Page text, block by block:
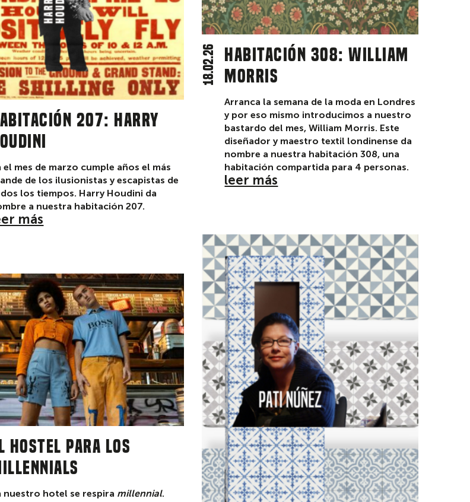
207: Harry
el mes de marzo cumple años el más
de los ilusionistas y escapistas de
los tiempos. Harry Houdini da
a nuestra habitación 207.
más
Habitación 308: William
Morris
18.02.26
Arranca la semana de la moda en Londres
y por eso mismo introducimos a nuestro
bastardo del mes, William Morris. Este
diseñador y maestro textil londinense da
nombre a nuestra habitación 308, una
habitación compartida para 4 personas.
leer más
hostel para los
nuestro hotel se respira millennial.